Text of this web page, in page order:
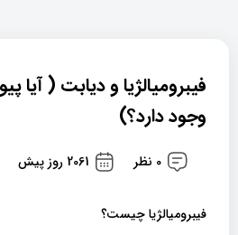
فیبرومیالژیا و دیابت ( آیا
وجود دارد؟)
0 نظر 2061 روز پیش
فیبرومیالژیا چیست؟